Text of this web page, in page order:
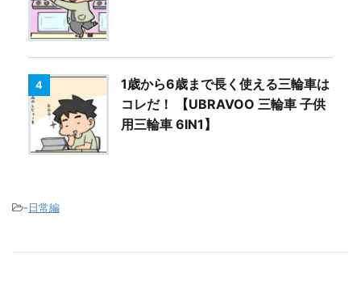
4
1歳から6歳まで長く使える三輪車は
コレだ！ 【UBRAVOO 三輪車 子供
用三輪車 6IN1】
-日常編